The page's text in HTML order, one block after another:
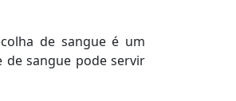
de sangue é um
de sangue pode servir